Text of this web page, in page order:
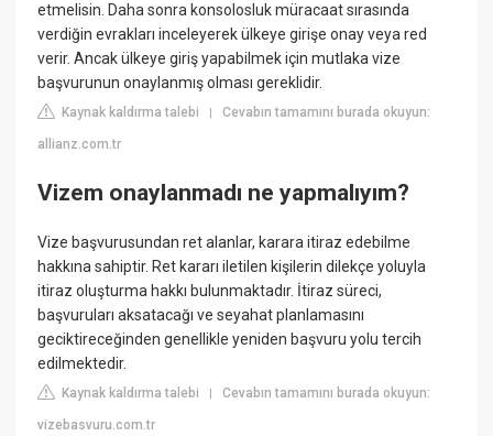
etmelisin. Daha sonra konsolosluk müracaat sırasında
verdiğin evrakları inceleyerek ülkeye girişe onay veya red
verir. Ancak ülkeye giriş yapabilmek için mutlaka vize
başvurunun onaylanmış olması gereklidir.
Kaynak kaldırma talebi |Cevabın tamamını burada okuyun:
allianz.com.tr
Vizem onaylanmadı ne yapmalıyım?
Vize başvurusundan ret alanlar, karara itiraz edebilme
hakkına sahiptir. Ret kararı iletilen kişilerin dilekçe yoluyla
itiraz oluşturma hakkı bulunmaktadır. İtiraz süreci,
başvuruları aksatacağı ve seyahat planlamasını
geciktireceğinden genellikle yeniden başvuru yolu tercih
edilmektedir.
Kaynak kaldırma talebi |Cevabın tamamını burada okuyun:
vizebasvuru.com.tr